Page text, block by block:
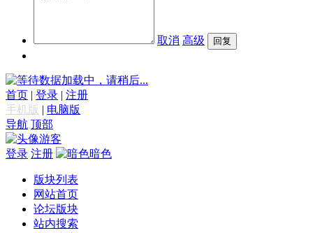
取消 高级
数据加载中，请稍后...
首页 | 登录 | 注册
手机版 | 电脑版
导航 顶部
游客
登录 注册 暗色
版块列表
网站首页
论坛版块
站内搜索